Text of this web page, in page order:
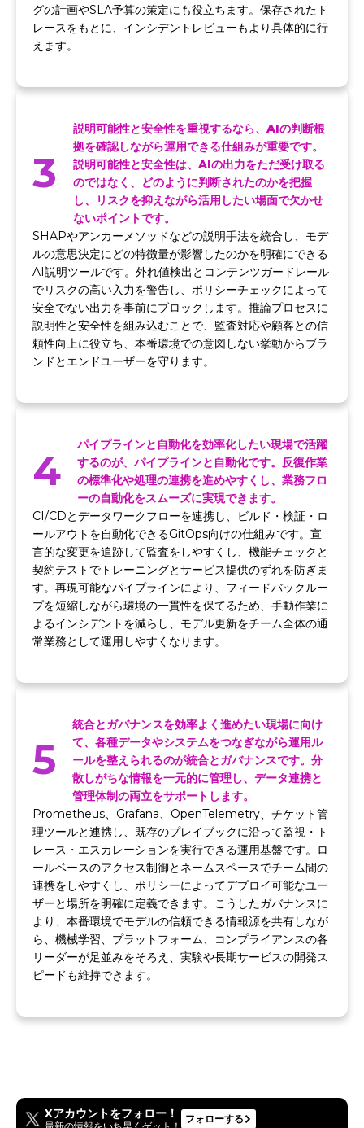
グの計画やSLA予算の策定にも役立ちます。保存されたト
レースをもとに、インシデントレビューもより具体的に行
えます。
3
説明可能性と安全性を重視するなら、AIの判断根
拠を確認しながら運用できる仕組みが重要です。
説明可能性と安全性は、AIの出力をただ受け取る
のではなく、どのように判断されたのかを把握
し、リスクを抑えながら活用したい場面で欠かせ
ないポイントです。
SHAPやアンカーメソッドなどの説明手法を統合し、モデ
ルの意思決定にどの特徴量が影響したのかを明確にできる
AI説明ツールです。外れ値検出とコンテンツガードレール
でリスクの高い入力を警告し、ポリシーチェックによって
安全でない出力を事前にブロックします。推論プロセスに
説明性と安全性を組み込むことで、監査対応や顧客との信
頼性向上に役立ち、本番環境での意図しない挙動からブラ
ンドとエンドユーザーを守ります。
4
パイプラインと自動化を効率化したい現場で活躍
するのが、パイプラインと自動化です。反復作業
の標準化や処理の連携を進めやすくし、業務フロ
ーの自動化をスムーズに実現できます。
CI/CDとデータワークフローを連携し、ビルド・検証・ロ
ールアウトを自動化できるGitOps向けの仕組みです。宣
言的な変更を追跡して監査をしやすくし、機能チェックと
契約テストでトレーニングとサービス提供のずれを防ぎま
す。再現可能なパイプラインにより、フィードバックルー
プを短縮しながら環境の一貫性を保てるため、手動作業に
よるインシデントを減らし、モデル更新をチーム全体の通
常業務として運用しやすくなります。
5
統合とガバナンスを効率よく進めたい現場に向け
て、各種データやシステムをつなぎながら運用ル
ールを整えられるのが統合とガバナンスです。分
散しがちな情報を一元的に管理し、データ連携と
管理体制の両立をサポートします。
Prometheus、Grafana、OpenTelemetry、チケット管
理ツールと連携し、既存のプレイブックに沿って監視・ト
レース・エスカレーションを実行できる運用基盤です。ロ
ールベースのアクセス制御とネームスペースでチーム間の
連携をしやすくし、ポリシーによってデプロイ可能なユー
ザーと場所を明確に定義できます。こうしたガバナンスに
より、本番環境でモデルの信頼できる情報源を共有しなが
ら、機械学習、プラットフォーム、コンプライアンスの各
リーダーが足並みをそろえ、実験や長期サービスの開発ス
ピードも維持できます。
Xアカウントをフォロー！ フォローする